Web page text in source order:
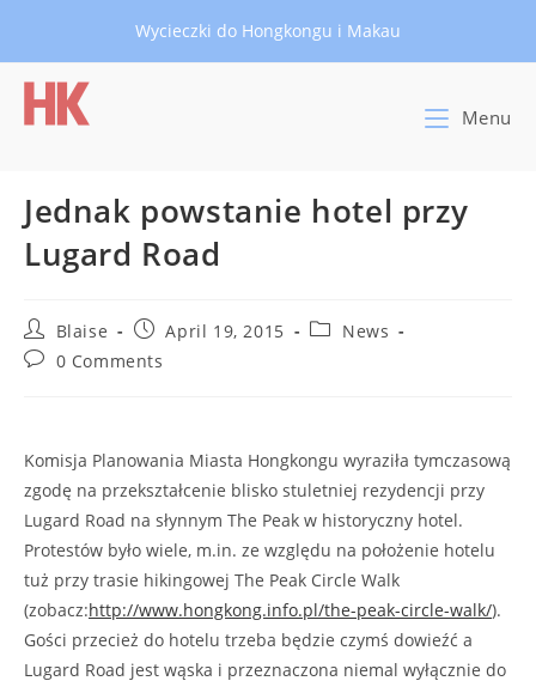
Wycieczki do Hongkongu i Makau
Menu
Jednak powstanie hotel przy
Lugard Road
Post
author:
Blaise
Post
published:
April 19, 2015
PostNews
Post0 Comments
Komisja Planowania Miasta Hongkongu wyraziła tymczasową
zgodę na przekształcenie blisko stuletniej rezydencji przy
Lugard Road na słynnym The Peak w historyczny hotel.
Protestów było wiele, m.in. ze względu na położenie hotelu
tuż przy trasie hikingowej The Peak Circle Walk
(zobacz:http://www.hongkong.info.pl/the-peak-circle-walk/).
Gości przecież do hotelu trzeba będzie czymś dowieźć a
Lugard Road jest wąska i przeznaczona niemal wyłącznie do